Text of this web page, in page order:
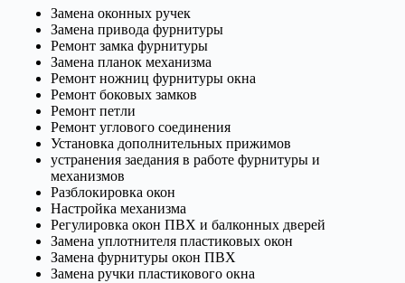
Замена оконных ручек
Замена привода фурнитуры
Ремонт замка фурнитуры
Замена планок механизма
Ремонт ножниц фурнитуры окна
Ремонт боковых замков
Ремонт петли
Ремонт углового соединения
Установка дополнительных прижимов
устранения заедания в работе фурнитуры и
механизмов
Разблокировка окон
Настройка механизма
Регулировка окон ПВХ и балконных дверей
Замена уплотнителя пластиковых окон
Замена фурнитуры окон ПВХ
Замена ручки пластикового окна